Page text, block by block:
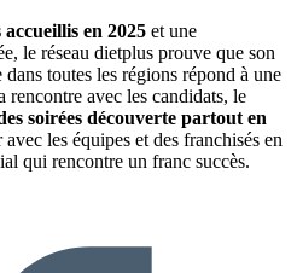
en 2025 et une
le réseau dietplus prouve que son
toutes les régions répond à une
avec les candidats, le
soirées découverte partout en
avec les équipes et des franchisés en
qui rencontre un franc succès.